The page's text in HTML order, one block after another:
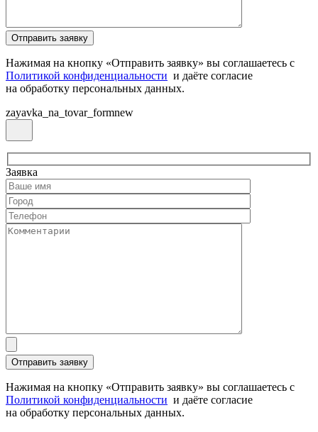
Нажимая на кнопку «Отправить заявку» вы соглашаетесь с
Политикой конфиденциальности и даёте согласие
на обработку персональных данных.
zayavka_na_tovar_formnew
Заявка
Нажимая на кнопку «Отправить заявку» вы соглашаетесь с
Политикой конфиденциальности и даёте согласие
на обработку персональных данных.